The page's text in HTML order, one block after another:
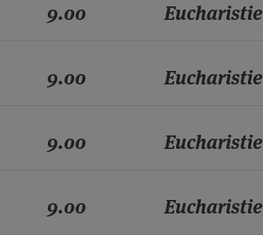
9.00 Eucharistie
9.00 Eucharistie
9.00 Eucharistie
9.00 Eucharistie